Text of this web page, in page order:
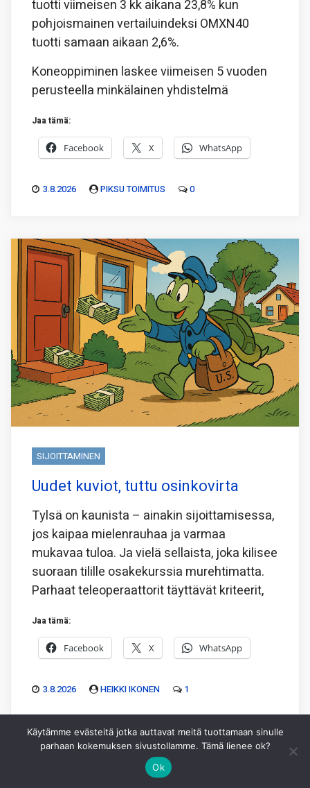
tuotti viimeisen 3 kk aikana 23,8% kun
pohjoismainen vertailuindeksi OMXN40
tuotti samaan aikaan 2,6%.
Koneoppiminen laskee viimeisen 5 vuoden
perusteella minkälainen yhdistelmä
Jaa tämä:
Facebook X WhatsApp
3.8.2026 PIKSU TOIMITUS 0
SIJOITTAMINEN
Uudet kuviot, tuttu osinkovirta
Tylsä on kaunista – ainakin sijoittamisessa,
jos kaipaa mielenrauhaa ja varmaa
mukavaa tuloa. Ja vielä sellaista, joka kilisee
suoraan tilille osakekurssia murehtimatta.
Parhaat teleoperaattorit täyttävät kriteerit,
Jaa tämä:
Facebook X WhatsApp
3.8.2026 HEIKKI IKONEN 1
Käytämme evästeitä jotka auttavat meitä tuottamaan sinulle
parhaan kokemuksen sivustollamme. Tämä lienee ok?
Ok